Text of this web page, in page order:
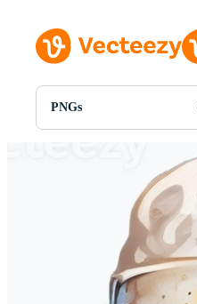
PNGs
Alle Bilder
Motion Graphics
Redaktionelle Bilder